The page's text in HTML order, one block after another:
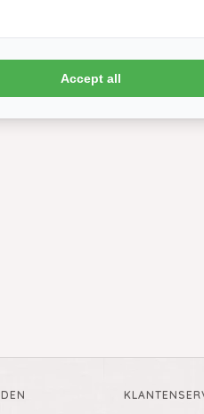
Accept all